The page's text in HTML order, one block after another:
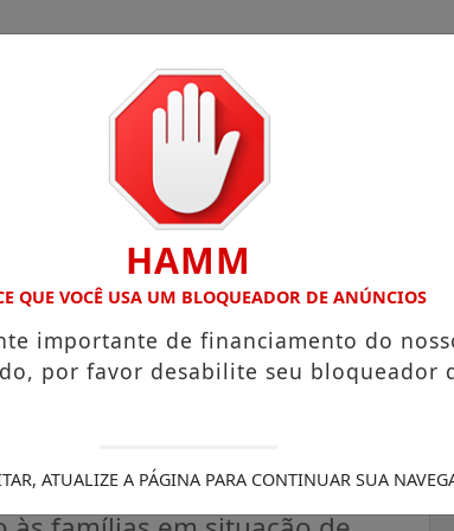
VOLTADA AO MUNICÍPIO RECEITA FEDERAL
fortalecer
HAMM
QUE VOCÊ USA UM BLOQUEADOR DE ANÚNCIOS
importante de financiamento do
por favor desabilite seu bloqueador
ATUALIZE A PÁGINA PARA CONTINUAR SUA